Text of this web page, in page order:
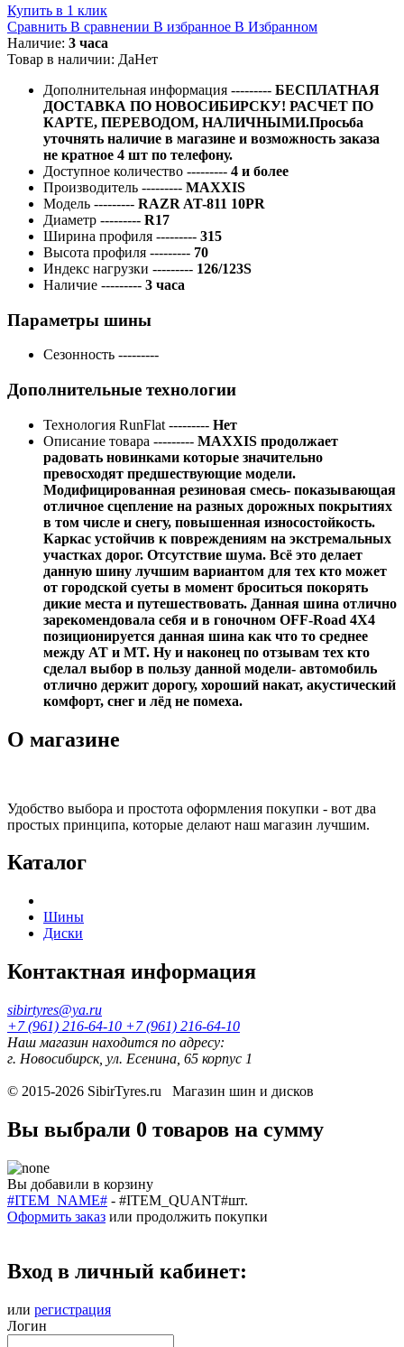
Купить в 1 клик
Сравнить В сравнении В избранное В Избранном
Наличие: 3 часа
Товар в наличии: ДаНет
Дополнительная информация --------- БЕСПЛАТНАЯ
ДОСТАВКА ПО НОВОСИБИРСКУ! РАСЧЕТ ПО
КАРТЕ, ПЕРЕВОДОМ, НАЛИЧНЫМИ.Просьба
уточнять наличие в магазине и возможность заказа
не кратное 4 шт по телефону.
Доступное количество --------- 4 и более
Производитель --------- MAXXIS
Модель --------- RAZR AT-811 10PR
Диаметр --------- R17
Ширина профиля --------- 315
Высота профиля --------- 70
Индекс нагрузки --------- 126/123S
Наличие --------- 3 часа
Параметры шины
Сезонность ---------
Дополнительные технологии
Технология RunFlat --------- Нет
Описание товара --------- MAXXIS продолжает
радовать новинками которые значительно
превосходят предшествующие модели.
Модифицированная резиновая смесь- показывающая
отличное сцепление на разных дорожных покрытиях
в том числе и снегу, повышенная износостойкость.
Каркас устойчив к повреждениям на экстремальных
участках дорог. Отсутствие шума. Всё это делает
данную шину лучшим вариантом для тех кто может
от городской суеты в момент броситься покорять
дикие места и путешествовать. Данная шина отлично
зарекомендовала себя и в гоночном OFF-Road 4X4
позиционируется данная шина как что то среднее
между AT и MT. Ну и наконец по отзывам тех кто
сделал выбор в пользу данной модели- автомобиль
отлично держит дорогу, хороший накат, акустический
комфорт, снег и лёд не помеха.
О магазине
Удобство выбора и простота оформления покупки - вот два
простых принципа, которые делают наш магазин лучшим.
Каталог
Шины
Диски
Контактная информация
sibirtyres@ya.ru
+7 (961) 216-64-10 +7 (961) 216-64-10
Наш магазин находится по адресу:
г. Новосибирск, ул. Есенина, 65 корпус 1
© 2015-2026 SibirTyres.ru Магазин шин и дисков
Вы выбрали 0 товаров на сумму
Вы добавили в корзину
#ITEM_NAME# - #ITEM_QUANT#шт.
Оформить заказ или продолжить покупки
Вход в личный кабинет:
или регистрация
Логин